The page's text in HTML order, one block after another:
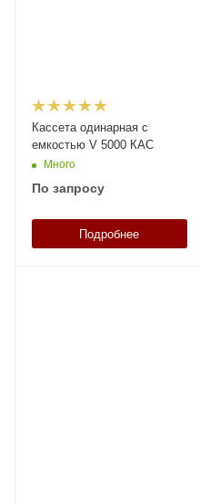
Кассета одинарная с
емкостью V 5000 КАС
Много
По запросу
Подробнее